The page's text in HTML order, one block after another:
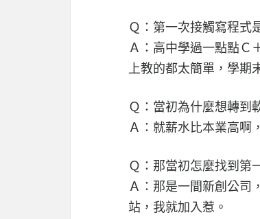
Ｑ：第一次接觸寫程式
Ａ：高中學過一點點Ｃ
上教的都太簡單，學期
Ｑ：當初為什麼想轉到
Ａ：就薪水比本業高啊
Ｑ：那當初怎麼找到第
Ａ：那是一間新創公司
站，我就加入惹。